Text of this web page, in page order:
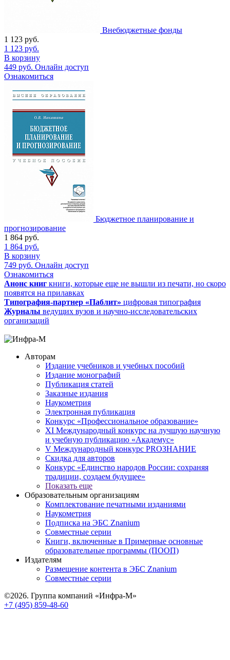
Внебюджетные фонды
1 123 руб.
1 123 руб.
В корзину
449 руб. Онлайн доступ
Ознакомиться
Бюджетное планирование и
прогнозирование
1 864 руб.
1 864 руб.
В корзину
749 руб. Онлайн доступ
Ознакомиться
Анонс книг книги, которые еще не вышли из печати, но скоро
появятся на прилавках
Типография-партнер «Паблит» цифровая типография
Журналы ведущих вузов и научно-исследовательских
организаций
Авторам
Издание учебников и учебных пособий
Издание монографий
Публикация статей
Заказные издания
Наукометрия
Электронная публикация
Конкурс «Профессиональное образование»
XI Международный конкурс на лучшую научную
и учебную публикацию «Академус»
V Международный конкурс PROЗНАНИЕ
Скидка для авторов
Конкурс «Единство народов России: сохраняя
традиции, создаем будущее»
Показать еще
Образовательным организациям
Комплектование печатными изданиями
Наукометрия
Подписка на ЭБС Znanium
Совместные серии
Книги, включенные в Примерные основные
образовательные программы (ПООП)
Издателям
Размещение контента в ЭБС Znanium
Совместные серии
©2026. Группа компаний «Инфра-М»
+7 (495) 859-48-60